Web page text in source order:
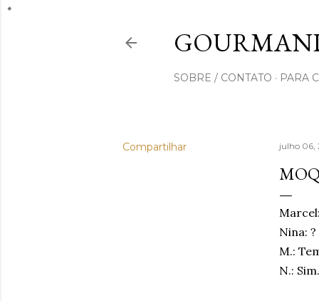
SOBRE / CONTATO PARA
Compartilhar julho 06,
Nina: ?
M.:
N.: Sim.